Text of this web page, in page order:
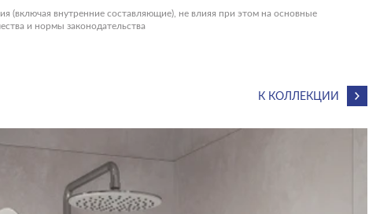
(включая внутренние составляющие), не влияя при этом на основные
и нормы законодательства
К КОЛЛЕКЦИИ